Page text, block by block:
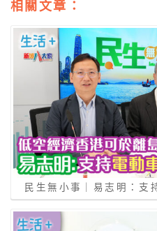
相關文章：
民生無小事｜易志明：支